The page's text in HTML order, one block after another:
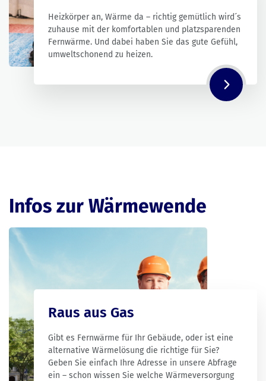
Heizkörper an, Wärme da – richtig gemütlich wird´s
zuhause mit der komfortablen und platzsparenden
Fernwärme. Und dabei haben Sie das gute Gefühl,
umweltschonend zu heizen.
Infos zur Wärmewende
Raus aus Gas
Gibt es Fernwärme für Ihr Gebäude, oder ist eine
alternative Wärmelösung die richtige für Sie?
Geben Sie einfach Ihre Adresse in unsere Abfrage
ein – schon wissen Sie welche Wärmeversorgung